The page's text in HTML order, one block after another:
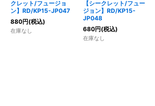
クレット/フュージョ
ン】RD/KP15-JP047
880円(税込)
在庫なし
【シークレット/フュー
ジョン】RD/KP15-
JP048
680円(税込)
在庫なし